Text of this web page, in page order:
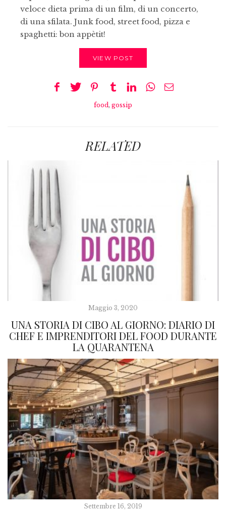
veloce dieta prima di un film, di un concerto,
di una sfilata. Junk food, street food, pizza e
spaghetti: bon appètit!
VIEW POST
food, gossip
RELATED
Maggio 3, 2020
UNA STORIA DI CIBO AL GIORNO: DIARIO DI
CHEF E IMPRENDITORI DEL FOOD DURANTE
LA QUARANTENA
Settembre 16, 2019